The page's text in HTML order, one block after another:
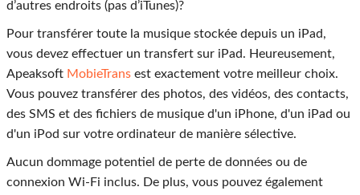
d’autres endroits (pas d’iTunes)?
Pour transférer toute la musique stockée depuis un iPad,
vous devez effectuer un transfert sur iPad. Heureusement,
Apeaksoft MobieTrans est exactement votre meilleur choix.
Vous pouvez transférer des photos, des vidéos, des contacts,
des SMS et des fichiers de musique d'un iPhone, d'un iPad ou
d'un iPod sur votre ordinateur de manière sélective.
Aucun dommage potentiel de perte de données ou de
connexion Wi-Fi inclus. De plus, vous pouvez également